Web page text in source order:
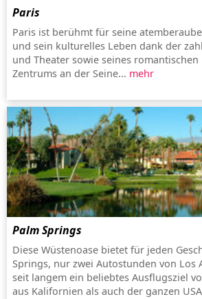
Paris
Paris ist berühmt für seine
und sein kulturelles Leben dank der
und Theater sowie seines
Zentrums an der Seine... mehr
Palm Springs
Diese Wüstenoase bietet für jeden
Springs, nur zwei Autostunden von Los
seit langem ein beliebtes Ausflugsziel
aus Kalifornien als auch der ganzen